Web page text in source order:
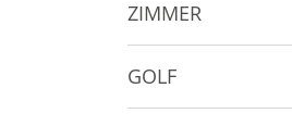
ZIMMER
GOLF